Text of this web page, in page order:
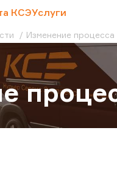
КСЭУслуги
Изменение